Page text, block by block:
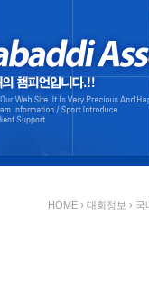
HOME › 대회정보 › 국